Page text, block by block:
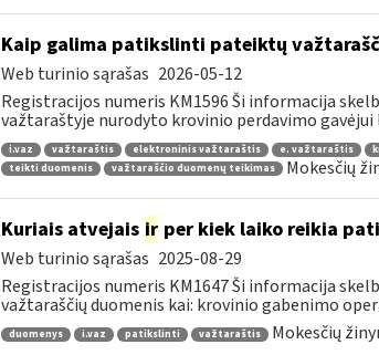
Kaip galima patikslinti pateiktų
Web turinio sąrašas 2026-05-12
Registracijos numeris KM1596 Ši informacija
važtaraštyje nurodyto krovinio perdavimo
i.vaz važtaraštis elektroninis važtaraštis e. važtaraštis
teikti duomenis
važtaraščio duomenų teikimas Mokesčių
Kuriais atvejais irper kiek laiko reikia
Web turinio sąrašas 2025-08-29
Registracijos numeris KM1647 Ši informacija
važtaraščių duomenis kai: krovinio gabenimo
duomenys i.vaz patikslinti važtaraštis Mokesčių